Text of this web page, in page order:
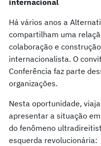
Há vários anos a
compartilham uma
colaboração e
internacionalista. O
Conferência faz parte
organizações.
Nesta oportunidade,
apresentar a situação
do fenômeno
esquerda revolucionária: